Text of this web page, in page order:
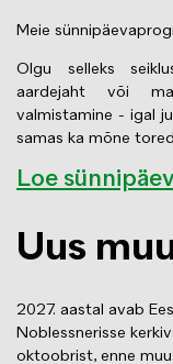
Meie
Olgu selleks
aardejaht või
valmistamine - igal
samas ka mõne
Loe
Uus
2027. aastal avab
Noblessnerisse
oktoobrist, enne